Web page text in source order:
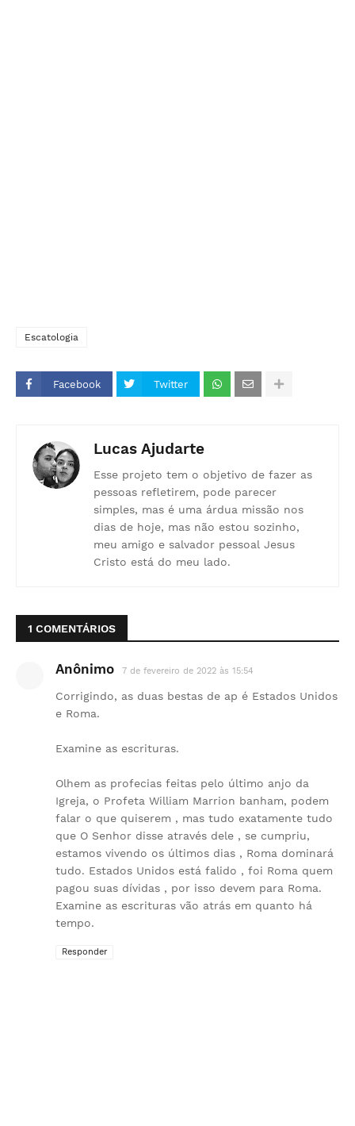
Escatologia
Facebook Twitter
Lucas Ajudarte
Esse projeto tem o objetivo de fazer as
pessoas refletirem, pode parecer
simples, mas é uma árdua missão nos
dias de hoje, mas não estou sozinho,
meu amigo e salvador pessoal Jesus
Cristo está do meu lado.
1 COMENTÁRIOS
Anônimo 7 de fevereiro de 2022 às 15:54
Corrigindo, as duas bestas de ap é Estados Unidos
e Roma.
Examine as escrituras.
Olhem as profecias feitas pelo último anjo da
Igreja, o Profeta William Marrion banham, podem
falar o que quiserem , mas tudo exatamente tudo
que O Senhor disse através dele , se cumpriu,
estamos vivendo os últimos dias , Roma dominará
tudo. Estados Unidos está falido , foi Roma quem
pagou suas dívidas , por isso devem para Roma.
Examine as escrituras vão atrás em quanto há
tempo.
Responder